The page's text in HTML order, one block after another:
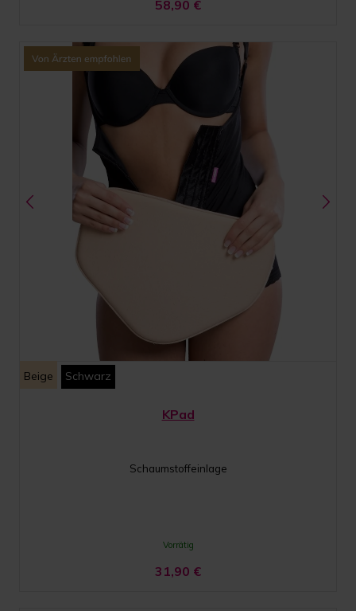
58,90 €
Beige Schwarz
KPad
Schaumstoffeinlage
Vorrätig
31,90 €